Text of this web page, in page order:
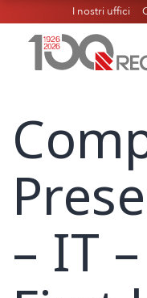
I nostri uffici
– IT